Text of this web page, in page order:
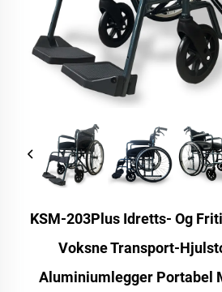
KSM-203Plus Idretts- Og
Voksne Transport-
Aluminiumlegger Portabel